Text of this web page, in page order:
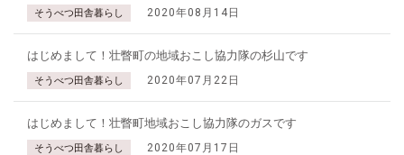
そうべつ田舎暮らし 2020年08月14日
はじめまして！壮瞥町の地域おこし協力隊の杉山です
そうべつ田舎暮らし 2020年07月22日
はじめまして！壮瞥町地域おこし協力隊のガスです
そうべつ田舎暮らし 2020年07月17日